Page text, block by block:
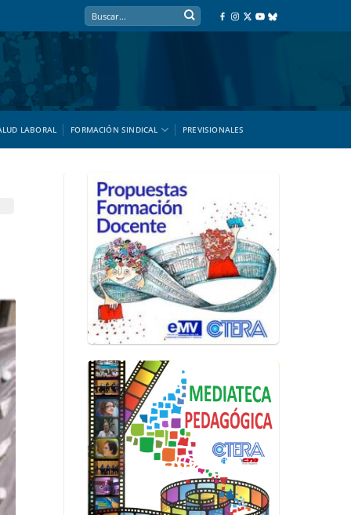
LABORAL FORMACIÓN SINDICAL PREVISIONALES